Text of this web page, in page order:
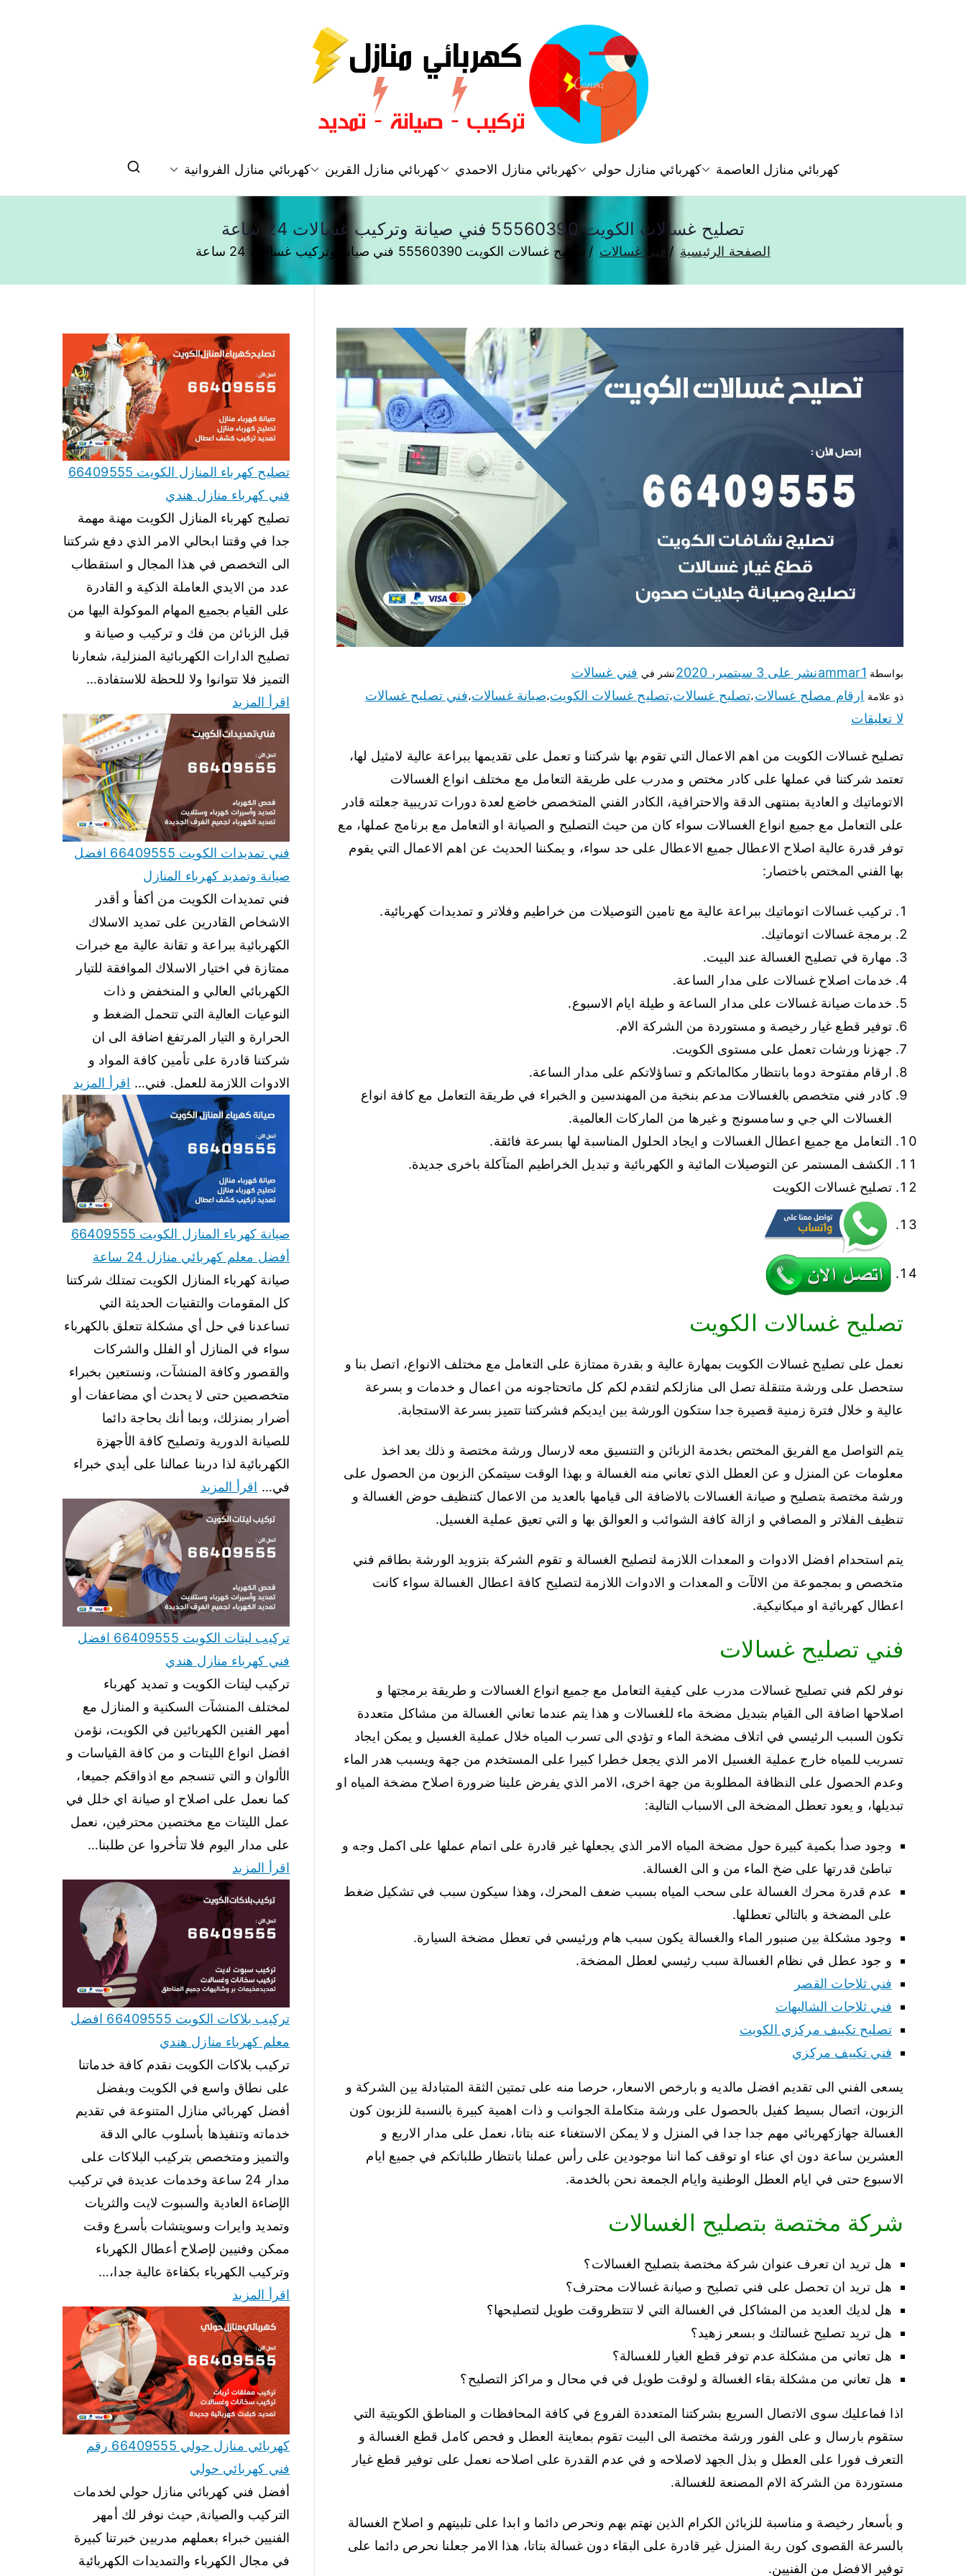
كهربائي منازل
فني كهربائي منازل الكويت كهربائي منازل العاصمة كهربائي منازل حولي كهربائي منازل الاحمدي كهربائي منازل القرين كهربائي منازل الفروانية
تصليح غسالات الكويت 55560390 فني صيانة وتركيب غسالات 24 ساعة
الصفحة الرئيسية فني غسالات تصليح غسالات الكويت 55560390 فني صيانة وتركيب غسالات 24 ساعة
بواسطة ammar1نشر على 3 سبتمبر، 2020 نشر في فني غسالات
ذو علامة ارقام مصلح غسالات،تصليح غسالات،تصليح غسالات الكويت،صيانة غسالات،فني تصليح غسالات
لا تعليقات
تصليح غسالات الكويت من اهم الاعمال التي تقوم بها شركتنا و تعمل على تقديمها ببراعة عالية لامثيل لها،
تعتمد شركتنا في عملها على كادر مختص و مدرب على طريقة التعامل مع مختلف انواع الغسالات
الاتوماتيك و العادية بمنتهى الدقة والاحترافية، الكادر الفني المتخصص خاضع لعدة دورات تدريبية جعلته قادر
على التعامل مع جميع انواع الغسالات سواء كان من حيث التصليح و الصيانة او التعامل مع برنامج عملها، مع
توفر قدرة عالية اصلاح الاعطال جميع الاعطال على حد سواء، و يمكننا الحديث عن اهم الاعمال التي يقوم
بها الفني المختص باختصار:
تركيب غسالات اتوماتيك ببراعة عالية مع تامين التوصيلات من خراطيم وفلاتر و تمديدات كهربائية.
برمجة غسالات اتوماتيك.
مهارة في تصليح الغسالة عند البيت.
خدمات اصلاح غسالات على مدار الساعة.
خدمات صيانة غسالات على مدار الساعة و طيلة ايام الاسبوع.
توفير قطع غيار رخيصة و مستوردة من الشركة الام.
جهزنا ورشات تعمل على مستوى الكويت.
ارقام مفتوحة دوما بانتظار مكالماتكم و تساؤلاتكم على مدار الساعة.
كادر فني متخصص بالغسالات مدعم بنخبة من المهندسين و الخبراء في طريقة التعامل مع كافة انواع
الغسالات الي جي و سامسونج و غيرها من الماركات العالمية.
التعامل مع جميع اعطال الغسالات و ايجاد الحلول المناسبة لها بسرعة فائقة.
الكشف المستمر عن التوصيلات المائية و الكهربائية و تبديل الخراطيم المتآكلة باخرى جديدة.
تصليح غسالات الكويت
تصليح غسالات الكويت
نعمل على تصليح غسالات الكويت بمهارة عالية و بقدرة ممتازة على التعامل مع مختلف الانواع، اتصل بنا و
ستحصل على ورشة متنقلة تصل الى منازلكم لتقدم لكم كل ماتحتاجونه من اعمال و خدمات و بسرعة
عالية و خلال فترة زمنية قصيرة جدا ستكون الورشة بين ايديكم فشركتنا تتميز بسرعة الاستجابة.
يتم التواصل مع الفريق المختص بخدمة الزبائن و التنسيق معه لارسال ورشة مختصة و ذلك بعد اخذ
معلومات عن المنزل و عن العطل الذي تعاني منه الغسالة و بهذا الوقت سيتمكن الزبون من الحصول على
ورشة مختصة بتصليح و صيانة الغسالات بالاضافة الى قيامها بالعديد من الاعمال كتنظيف حوض الغسالة و
تنظيف الفلاتر و المصافي و ازالة كافة الشوائب و العوالق بها و التي تعيق عملية الغسيل.
يتم استحدام افضل الادوات و المعدات اللازمة لتصليح الغسالة و تقوم الشركة بتزويد الورشة بطاقم فني
متخصص و بمجموعة من الالآت و المعدات و الادوات اللازمة لتصليح كافة اعطال الغسالة سواء كانت
اعطال كهربائية او ميكانيكية.
فني تصليح غسالات
نوفر لكم فني تصليح غسالات مدرب على كيفية التعامل مع جميع انواع الغسالات و طريقة برمجتها و
اصلاحها اضافة الى القيام بتبديل مضخة ماء للغسالات و هذا يتم عندما تعاني الغسالة من مشاكل متعددة
تكون السبب الرئيسي في اتلاف مضخة الماء و تؤدي الى تسرب المياه خلال عملية الغسيل و يمكن ايجاد
تسريب للمياه خارج عملية الغسيل الامر الذي يجعل خطرا كبيرا على المستخدم من جهة ويسبب هدر الماء
وعدم الحصول على النظافة المطلوبة من جهة اخرى، الامر الذي يفرض علينا ضرورة اصلاح مضخة المياه او
تبديلها، و يعود تعطل المضخة الى الاسباب التالية:
وجود صدأ بكمية كبيرة حول مضخة المياه الامر الذي يجعلها غير قادرة على اتمام عملها على اكمل وجه و
تباطئ قدرتها على ضخ الماء من و الى الغسالة.
عدم قدرة محرك الغسالة على سحب المياه بسبب ضعف المحرك، وهذا سيكون سبب في تشكيل ضغط
على المضخة و بالتالي تعطلها.
وجود مشكلة بين صنبور الماء والغسالة يكون سبب هام ورئيسي في تعطل مضخة السيارة.
و جود عطل في نظام الغسالة سبب رئيسي لعطل المضخة.
فني ثلاجات القصر
فني ثلاجات الشاليهات
تصليح تكييف مركزي الكويت
فني تكييف مركزي
يسعى الفني الى تقديم افضل مالديه و بارخص الاسعار، حرصا منه على تمتين الثقة المتبادلة بين الشركة و
الزبون، اتصال بسيط كفيل بالحصول على ورشة متكاملة الجوانب و ذات اهمية كبيرة بالنسبة للزبون كون
الغسالة جهازكهربائي مهم جدا جدا في المنزل و لا يمكن الاستغناء عنه بتاتا، نعمل على مدار الاربع و
العشرين ساعة دون اي عناء او توقف كما اننا موجودين على رأس عملنا بانتظار طلباتكم في جميع ايام
الاسبوع حتى في ايام العطل الوطنية وايام الجمعة نحن بالخدمة.
شركة مختصة بتصليح الغسالات
هل تريد ان تعرف عنوان شركة مختصة بتصليح الغسالات؟
هل تريد ان تحصل على فني تصليح و صيانة غسالات محترف؟
هل لديك العديد من المشاكل في الغسالة التي لا تنتظروقت طويل لتصليحها؟
هل تريد تصليح غسالتك و بسعر زهيد؟
هل تعاني من مشكلة عدم توفر قطع الغيار للغسالة؟
هل تعاني من مشكلة بقاء الغسالة و لوقت طويل في في محال و مراكز التصليح؟
اذا فماعليك سوى الاتصال السريع بشركتنا المتعددة الفروع في كافة المحافظات و المناطق الكويتية التي
ستقوم بارسال و على الفور ورشة مختصة الى البيت تقوم بمعاينة العطل و فحص كامل قطع الغسالة و
التعرف فورا على العطل و بذل الجهد لاصلاحه و في عدم القدرة على اصلاحه نعمل على توفير قطع غيار
مستوردة من الشركة الام المصنعة للغسالة.
و بأسعار رخيصة و مناسبة للزبائن الكرام الذين نهتم بهم ونحرص دائما و ابدا على تلبيتهم و اصلاح الغسالة
بالسرعة القصوى كون ربة المنزل غير قادرة على البقاء دون غسالة بتاتا، هذا الامر جعلنا نحرص دائما على
توفير الافضل من الفنيين.
تصليح كهرباء المنازل الكويت 66409555
فني كهرباء منازل هندي
تصليح كهرباء المنازل الكويت مهنة مهمة
جدا في وقتنا ابحالي الامر الذي دفع شركتنا
الى التخصص في هذا المجال و استقطاب
عدد من الايدي العاملة الذكية و القادرة
على القيام بجميع المهام الموكولة اليها من
قبل الزبائن من فك و تركيب و صيانة و
تصليح الدارات الكهربائية المنزلية، شعارنا
التميز فلا تتوانوا ولا للحظة للاستفادة…
اقرأ المزيد
فني تمديدات الكويت 66409555 افضل
صيانة وتمديد كهرباء المنازل
فني تمديدات الكويت من أكفأ و أقدر
الاشخاص القادرين على تمديد الاسلاك
الكهربائية ببراعة و تقانة عالية مع خبرات
ممتازة في اختيار الاسلاك الموافقة للتيار
الكهربائي العالي و المنخفض و ذات
النوعيات العالية التي تتحمل الضغط و
الحرارة و التيار المرتفغ اضافة الى ان
شركتنا قادرة على تأمين كافة المواد و
الادوات اللازمة للعمل. فني… اقرأ المزيد
صيانة كهرباء المنازل الكويت 66409555
أفضل معلم كهربائي منازل 24 ساعة
صيانة كهرباء المنازل الكويت تمتلك شركتنا
كل المقومات والتقنيات الحديثة التي
تساعدنا في حل أي مشكلة تتعلق بالكهرباء
سواء في المنازل أو الفلل والشركات
والقصور وكافة المنشآت، ونستعين بخبراء
متخصصين حتى لا يحدث أي مضاعفات أو
أضرار بمنزلك، وبما أنك بحاجة دائما
للصيانة الدورية وتصليح كافة الأجهزة
الكهربائية لذا دربنا عمالنا على أيدي خبراء
في… اقرأ المزيد
تركيب ليتات الكويت 66409555 افضل
فني كهرباء منازل هندي
تركيب ليتات الكويت و تمديد كهرباء
لمختلف المنشآت السكنية و المنازل مع
أمهر الفنين الكهربائين في الكويت، نؤمن
افضل انواع الليتات و من كافة القياسات و
الألوان و التي تنسجم مع اذواقكم جميعا،
كما نعمل على اصلاح او صيانة اي خلل في
عمل الليتات مع مختصين محترفين، نعمل
على مدار اليوم فلا تتأخروا عن طلبنا…
اقرأ المزيد
تركيب بلاكات الكويت 66409555 افضل
معلم كهرباء منازل هندي
تركيب بلاكات الكويت نقدم كافة خدماتنا
على نطاق واسع في الكويت وبفضل
أفضل كهربائي منازل المتنوعة في تقديم
خدماته وتنفيذها بأسلوب عالي الدقة
والتميز ومتخصص بتركيب البلاكات على
مدار 24 ساعة وخدمات عديدة في تركيب
الإضاءة العادية والسبوت لايت والثريات
وتمديد وايرات وسويتشات بأسرع وقت
ممكن وفنيين لإصلاح أعطال الكهرباء
وتركيب الكهرباء بكفاءة عالية جدا،…
اقرأ المزيد
كهربائي منازل حولي 66409555 رقم
فني كهربائي حولي
أفضل فني كهربائي منازل حولي لخدمات
التركيب والصيانة, حيث نوفر لك أمهر
الفنيين خبراء بعملهم مدربين خبرتنا كبيرة
في مجال الكهرباء والتمديدات الكهربائية